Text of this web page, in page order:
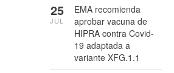
EMA recomienda
aprobar vacuna de
HIPRA contra Covid-
19 adaptada a
variante XFG.1.1
25
JUL